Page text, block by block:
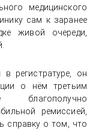
медицинского
сам к заранее
живой очереди,
регистратуре, он
о нём третьим
ремиссией,
справку о том, что